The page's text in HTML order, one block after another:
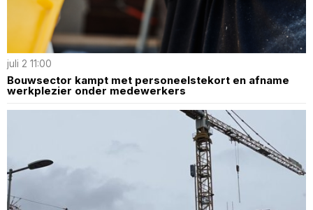
juli 2 11:00
Bouwsector kampt met personeelstekort en afname
werkplezier onder medewerkers